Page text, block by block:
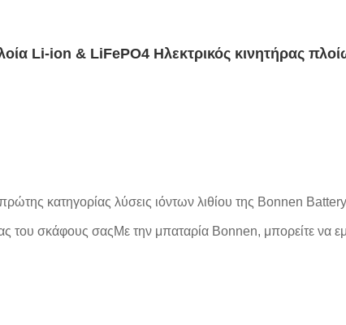
Li-ion & LiFePO4 Ηλεκτρικός κινητήρας
κατηγορίας λύσεις ιόντων λιθίου της Bonnen
του σκάφους σαςΜε την μπαταρία Bonnen, μπορείτε να